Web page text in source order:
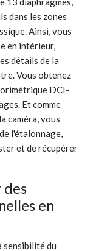
dans les zones
Ainsi, vous
en intérieur,
détails de la
Vous obtenez
DCI-
Et comme
caméra, vous
l'étalonnage,
et de récupérer
des
en
sensibilité du